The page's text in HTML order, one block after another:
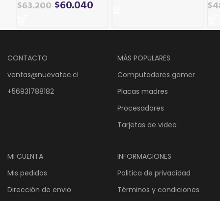
$63.200 $60.040 $
CONTACTO
ventas@nuevatec.cl
+56931788182
MÁS POPULARES
Computadores gamer
Placas madres
Procesadores
Tarjetas de video
MI CUENTA
Mis pedidos
Dirección de envio
INFORMACIONES
Politica de privacidad
Términos y condiciones